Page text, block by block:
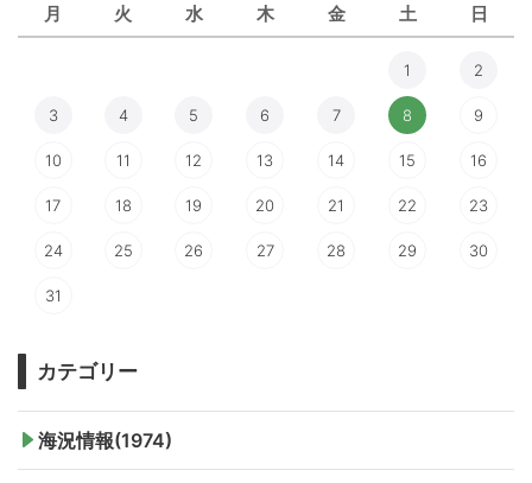
月 火 水 木 金 土 日
1 2
3 4 5 6 7 8 9
10 11 12 13 14 15 16
17 18 19 20 21 22 23
24 25 26 27 28 29 30
31
カテゴリー
海況情報(1974)